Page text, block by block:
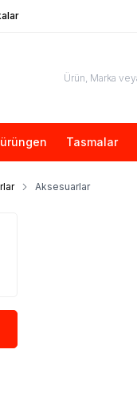
Tasmalar
Aksesuarlar